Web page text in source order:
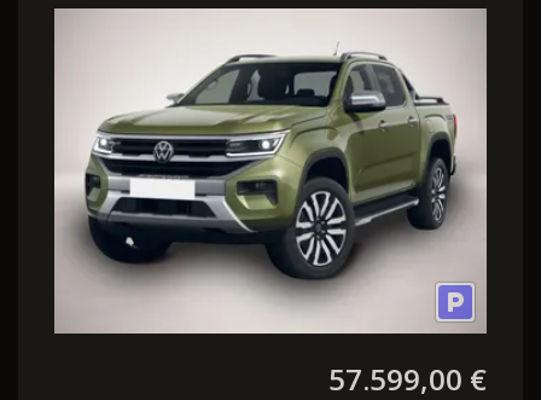
Aventura 21"LM AHK
Chrom Rollcover Matrix
57.599,00 €